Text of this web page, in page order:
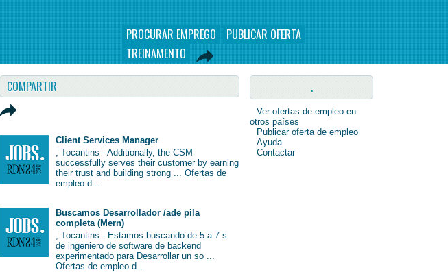
PROCURAR EMPREGO
PUBLICAR OFERTA
TREINAMENTO
COMPARTIR
Client Services Manager
, Tocantins - Additionally, the CSM
successfully serves their customer by earning
their trust and building strong ... Ofertas de
empleo d...
Buscamos Desarrollador /ade pila
completa (Mern)
, Tocantins - Estamos buscando de 5 a 7 s
de ingeniero de software de backend
experimentado para Desarrollar un so ...
Ofertas de empleo d...
.
Ver ofertas de empleo en
otros países
Publicar oferta de empleo
Ayuda
Contactar